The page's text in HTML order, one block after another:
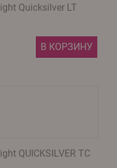
Quicksilver LT
В КОРЗИНУ
QUICKSILVER TC